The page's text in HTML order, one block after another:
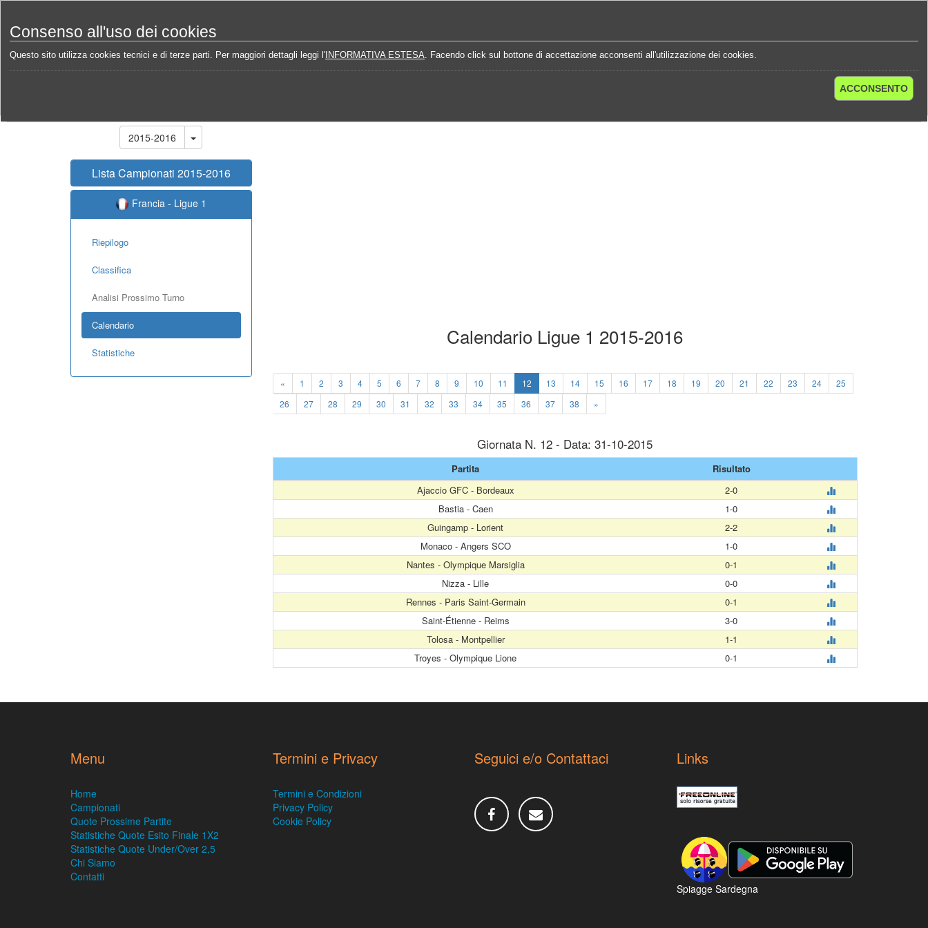
Consenso all'uso dei cookies
Questo sito utilizza cookies tecnici e di terze parti. Per maggiori dettagli leggi l' INFORMATIVA ESTESA. Facendo click sul bottone di accettazione acconsenti all'utilizzazione dei cookies.
ACCONSENTO
Home Campionati Francia - Ligue 1 2015-2016 Calendario
2015-2016
Lista Campionati 2015-2016
Francia - Ligue 1
Riepilogo
Classifica
Analisi Prossimo Turno
Calendario
Statistiche
Calendario Ligue 1 2015-2016
« 1 2 3 4 5 6 7 8 9 10 11 12 13 14 15 16 17 18 19 20 21 22 23 24
25
26
27 28 29 30 31 32 33 34 35 36 37 38 »
Giornata N. 12 - Data: 31-10-2015
Partita
Risultato
Ajaccio GFC - Bordeaux
2-0
Bastia - Caen
1-0
Guingamp - Lorient
2-2
Monaco - Angers SCO
1-0
Nantes - Olympique Marsiglia
0-1
Nizza - Lille
0-0
Rennes - Paris Saint-Germain
0-1
Saint-Étienne - Reims
3-0
Tolosa - Montpellier
1-1
Troyes - Olympique Lione
0-1
Menu
Home
Campionati
Quote Prossime Partite
Statistiche Quote Esito Finale 1X2
Statistiche Quote Under/Over 2,5
Chi Siamo
Contatti
Termini e Privacy
Termini e Condizioni
Privacy Policy
Cookie Policy
Seguici e/o Contattaci Links
Spiagge Sardegna